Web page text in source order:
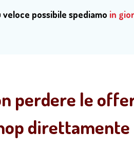
possibile spediamo in
perdere le
direttamente